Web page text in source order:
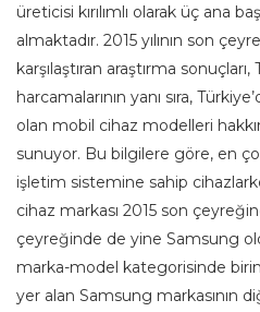
üreticisi kırılımlı olarak üç ana
almaktadır. 2015 yılının son
karşılaştıran araştırma
harcamalarının yanı sıra,
olan mobil cihaz modelleri
sunuyor. Bu bilgilere göre, en
işletim sistemine sahip
cihaz markası 2015 son
çeyreğinde de yine Samsung
marka-model kategorisinde
yer alan Samsung markasının